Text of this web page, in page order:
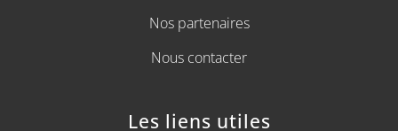
Nos partenaires
Nous contacter
Les liens utiles